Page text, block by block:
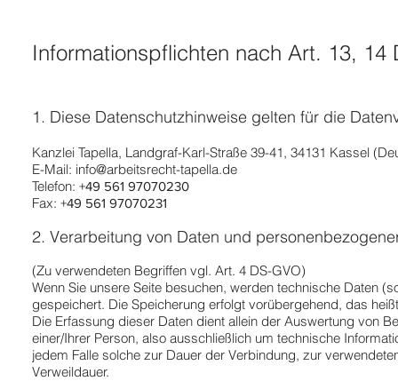
Informationspflichten nach Art. 13, 14
1. Diese Datenschutzhinweise gelten für die
Kanzlei Tapella, Landgraf-Karl-Straße 39-41, 34131 Kassel
E-Mail: info@arbeitsrecht-tapella.de
Telefon: +49 561 97070230
Fax: +49 561 97070231
2. Verarbeitung von Daten und
(Zu verwendeten Begriffen vgl. Art. 4 DS-GVO)
Wenn Sie unsere Seite besuchen, werden technische Daten
gespeichert. Die Speicherung erfolgt vorübergehend, das
Die Erfassung dieser Daten dient allein der Auswertung von
einer/Ihrer Person, also ausschließlich um technische
jedem Falle solche zur Dauer der Verbindung, zur
Verweildauer.